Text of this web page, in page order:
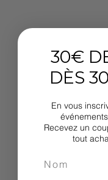
30€
DÈS
En vous
Recevez un
tout